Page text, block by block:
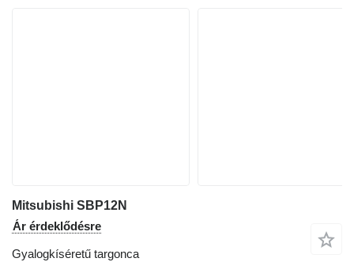
Mitsubishi SBP12N
Ár érdeklődésre
Gyalogkíséretű targonca